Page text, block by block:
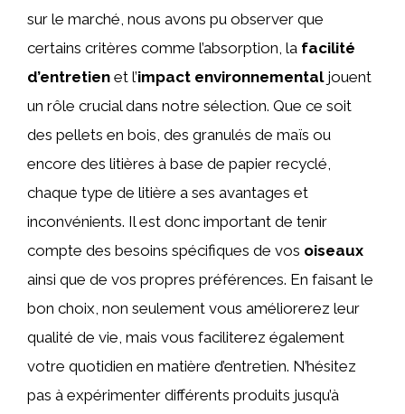
sur le marché, nous avons pu observer que
certains critères comme l’absorption, la facilité
d’entretien et l’impact environnementaljouent
un rôle crucial dans notre sélection. Que ce soit
des pellets en bois, des granulés de maïs ou
encore des litières à base de papier recyclé,
chaque type de litière a ses avantages et
inconvénients. Il est donc important de tenir
compte des besoins spécifiques de vos oiseaux
ainsi que de vos propres préférences. En faisant le
bon choix, non seulement vous améliorerez leur
qualité de vie, mais vous faciliterez également
votre quotidien en matière d’entretien. N’hésitez
pas à expérimenter différents produits jusqu’à